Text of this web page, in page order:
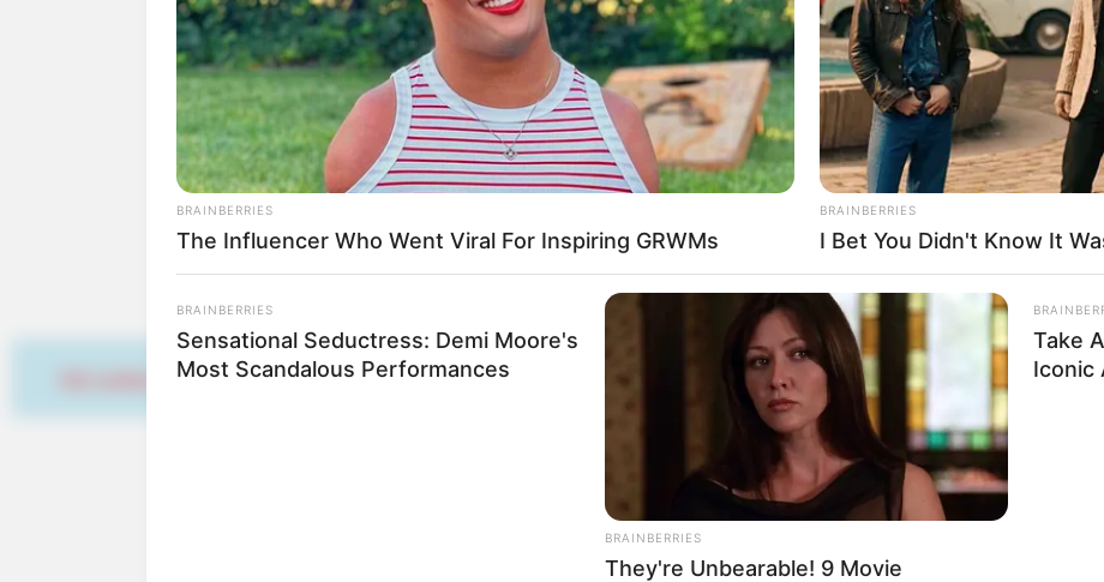
Die schönsten Wochenendreiseziele
Die attraktivsten Wellnesshotels in Deutschland
Vorschläge für Urlaubsziele auf der ganzen Welt
schönsten Urlaubsregionen in Deutschland und hier gibt esTipps für
spannende Reiseberichte über dieInsel der Dämonen, Monster, Drachen, Götter und tausend
BRAINBERRIES
The Influencer Who Went Viral For Inspiring GRWMs
BRAINBERRIES
I Bet You Didn't Know It
BRAINBERRIES
Sensational Seductress: Demi Moore's
Most Scandalous Performances
BRAINBERRIES
They're Unbearable! 9 Movie
Take
Iconic
Sit Down Before You See Her Now
Seen Before
HABERION
Orange Is The New Black: